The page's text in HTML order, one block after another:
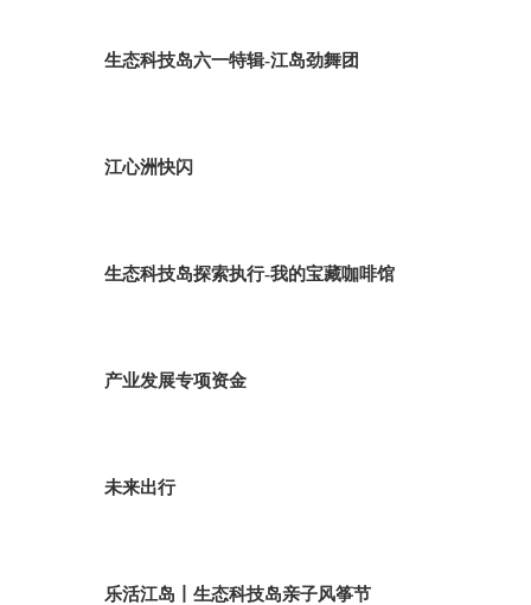
生态科技岛六一特辑-江岛劲舞团
江心洲快闪
生态科技岛探索执行-我的宝藏咖啡馆
产业发展专项资金
未来出行
乐活江岛丨生态科技岛亲子风筝节